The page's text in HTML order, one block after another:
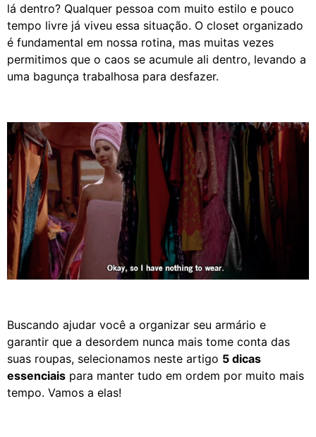
lá dentro? Qualquer pessoa com muito estilo e pouco
tempo livre já viveu essa situação. O closet organizado
é fundamental em nossa rotina, mas muitas vezes
permitimos que o caos se acumule ali dentro, levando a
uma bagunça trabalhosa para desfazer.
Buscando ajudar você a organizar seu armário e
garantir que a desordem nunca mais tome conta das
suas roupas, selecionamos neste artigo 5 dicas
essenciais para manter tudo em ordem por muito mais
tempo. Vamos a elas!